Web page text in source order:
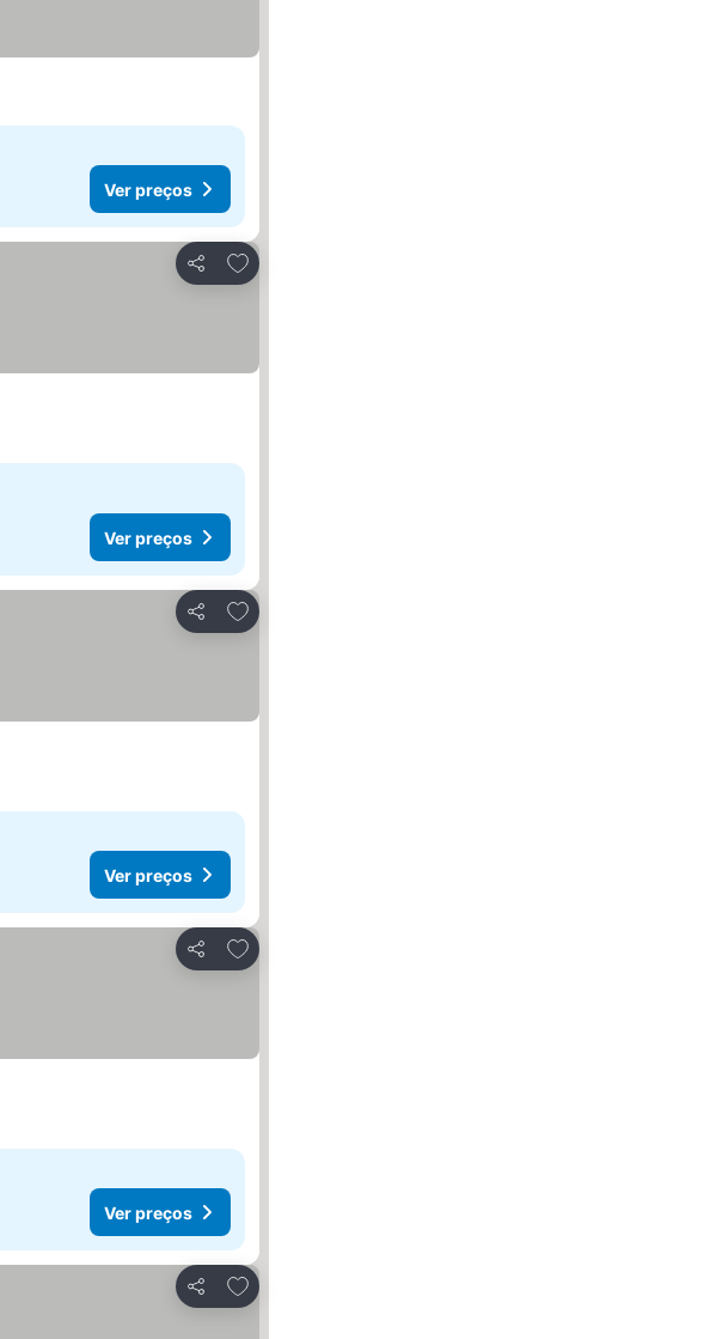
Ver preços
Partilhar
Adicionar aos favoritos
Ver preços
Partilhar
Adicionar aos favoritos
Ver preços
Partilhar
Adicionar aos favoritos
Ver preços
Partilhar
Adicionar aos favoritos